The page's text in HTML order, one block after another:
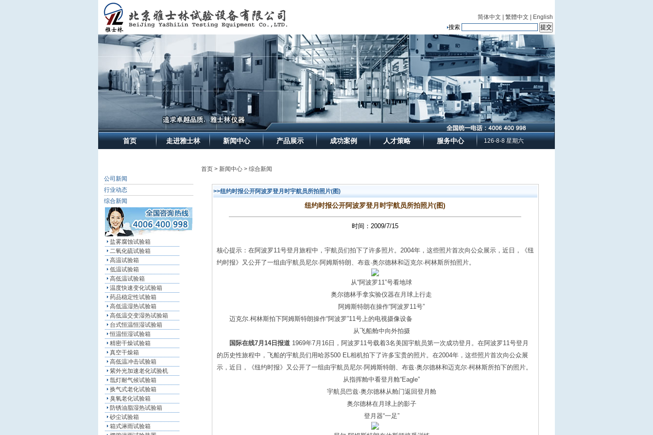
简体中文 繁體中文
English
搜索
首页 走进雅士林 新闻中心 产品展示 成功案例 人才策略 服务中心 126-8-8 星期六
公司新闻
行业动态
综合新闻
盐雾腐蚀试验箱
二氧化硫试验箱
高温试验箱
低温试验箱
高低温试验箱
温度快速变化试验箱
药品稳定性试验箱
高低温湿热试验箱
高低温交变湿热试验箱
台式恒温恒湿试验箱
恒温恒湿试验箱
精密干燥试验箱
真空干燥箱
高低温冲击试验箱
紫外光加速老化试验机
氙灯耐气候试验箱
换气式老化试验箱
臭氧老化试验箱
防锈油脂湿热试验箱
砂尘试验箱
箱式淋雨试验箱
首页 > 新闻中心 > 综合新闻
>>纽约时报公开阿波罗登月时宇航员所拍照片(图)
纽约时报公开阿波罗登月时宇航员所拍照片(图)
时间：2009/7/15
核心提示：在阿波罗11号登月旅程中，宇航员们拍下了许多照片。2004年，这些照片首次向公众展示，近日，《纽
约时报》又公开了一组由宇航员尼尔·阿姆斯特朗、布兹·奥尔德林和迈克尔·柯林斯所拍照片。
从“阿波罗11”号看地球
奥尔德林手拿实验仪器在月球上行走
阿姆斯特朗在操作“阿波罗11号”
迈克尔.柯林斯拍下阿姆斯特朗操作“阿波罗”11号上的电视摄像设备
从飞船舱中向外拍摄
国际在线7月14日报道 1969年7月16日，阿波罗11号载着3名美国宇航员第一次成功登月。在阿波罗11号登月
的历史性旅程中，飞船的宇航员们用哈苏500 EL相机拍下了许多宝贵的照片。在2004年，这些照片首次向公众展
示，近日，《纽约时报》又公开了一组由宇航员尼尔·阿姆斯特朗、布兹·奥尔德林和迈克尔·柯林斯所拍下的照片。
从指挥舱中看登月舱“Eagle”
宇航员巴兹·奥尔德林从舱门返回登月舱
奥尔德林在月球上的影子
登月器“一足”